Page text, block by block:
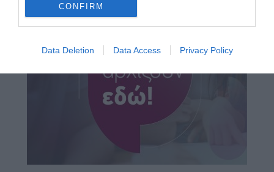
CONFIRM
Data Deletion Data Access Privacy Policy